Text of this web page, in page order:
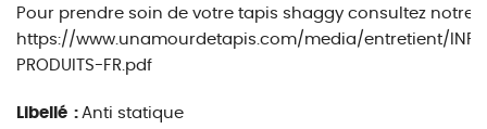
Pour prendre soin de votre tapis shaggy consultez notre
https://www.unamourdetapis.com/media/entretient/
PRODUITS-FR.pdf
Libellé : Anti statique